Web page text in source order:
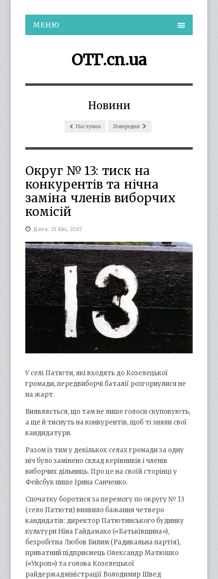
МЕНЮ
ОТГ.cn.ua
Новини
Наступна Попередня
Округ № 13: тиск на
конкурентів та нічна
заміна членів виборчих
комісій
Дата: 21 Кві, 2017
У селі Патюти, які входять до Козелецької
громади, передвиборчі баталії розгорнулися не
на жарт.
Виявляється, що там не лише голоси скуповують,
а ще й тиснуть на конкурентів, щоб ті зняли свої
кандидатури.
Разом із тим у декількох селах громади за одну
ніч було замінено склад керівників і членів
виборчих дільниць. Про це на своїй сторінці у
Фейсбук пише Ірина Санченко.
Спочатку боротися за перемогу по округу № 13
(село Патюти) виявило бажання четверо
кандидатів: директор Патютинського будинку
культури Ніна Гайдамако («Батьківщина»),
безробітна Любов Билим (Радикальна партія),
приватний підприємець Олександр Матюшко
(«Укроп») та голова Козелецької
райдержадміністрації Володимир Швед